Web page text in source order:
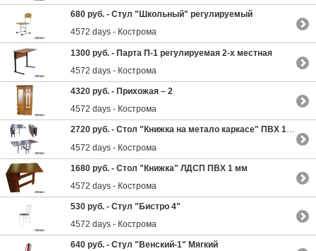
680 руб. - Стул "Школьный" регулируемый
4572 days - Кострома
1300 руб. - Парта П-1 регулируемая 2-х местная
4572 days - Кострома
4320 руб. - Прихожая – 2
4572 days - Кострома
2720 руб. - Стол "Книжка на метало каркасе" ПВХ 1 мм
4572 days - Кострома
1680 руб. - Стол "Книжка" ЛДСП ПВХ 1 мм
4572 days - Кострома
530 руб. - Стул "Бистро 4"
4572 days - Кострома
640 руб. - Стул "Венский-1" Мягкий